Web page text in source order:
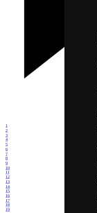
1
2
3
4
5
6
7
8
9
10
11
12
13
14
15
16
17
18
19